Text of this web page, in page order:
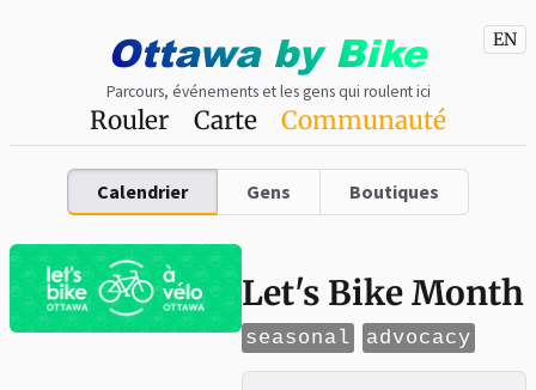
Ottawaby Bike
Parcours, événements et les gens qui roulent ici
EN
Rouler Carte Communauté
Calendrier Gens Boutiques
Let's Bike Month
seasonal advocacy